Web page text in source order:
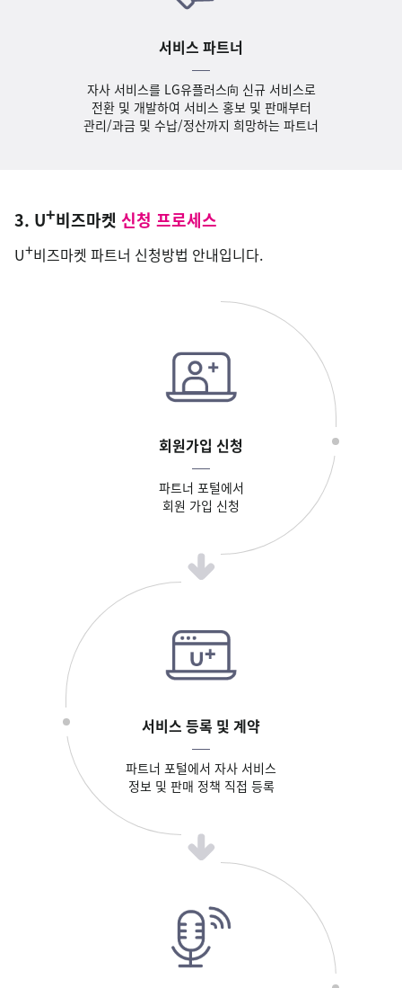
서비스 파트너
자사 서비스를 LG유플러스向 신규 서비스로
전환 및 개발하여 서비스 홍보 및 판매부터
관리/과금 및 수납/정산까지 희망하는 파트너
3. U+비즈마켓 신청 프로세스
U+비즈마켓 파트너 신청방법 안내입니다.
회원가입 신청
파트너 포털에서
회원 가입 신청
서비스 등록 및 계약
파트너 포털에서 자사 서비스
정보 및 판매 정책 직접 등록